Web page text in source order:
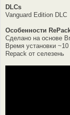
DLCs
Vanguard Edition DLC
Особенности
Сделано на основе
Время установки
Repack от селезень